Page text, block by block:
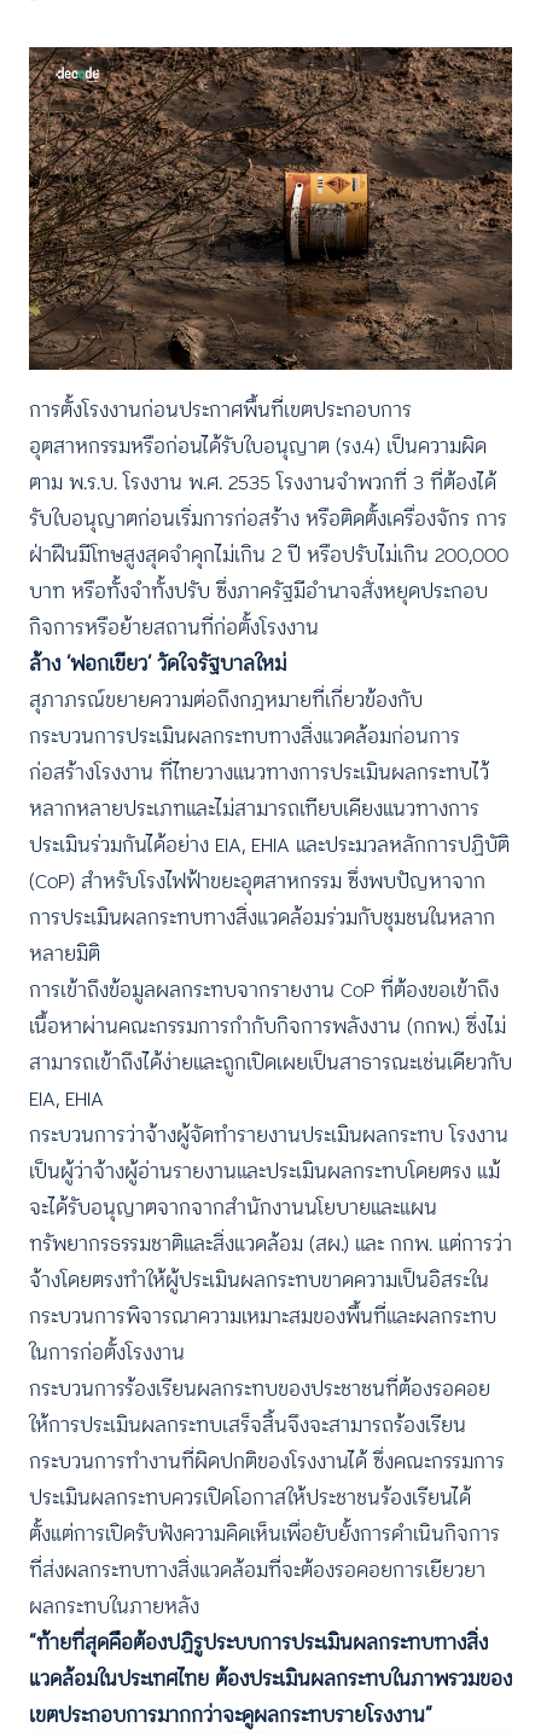
การตั้งโรงงานก่อนประกาศพื้นที่เขตประกอบการ
อุตสาหกรรมหรือก่อนได้รับใบอนุญาต (รง.4) เป็นความผิด
ตาม พ.ร.บ. โรงงาน พ.ศ. 2535 โรงงานจำพวกที่ 3 ที่ต้องได้
รับใบอนุญาตก่อนเริ่มการก่อสร้าง หรือติดตั้งเครื่องจักร การ
ฝ่าฝืนมีโทษสูงสุดจำคุกไม่เกิน 2 ปี หรือปรับไม่เกิน 200,000
บาท หรือทั้งจำทั้งปรับ ซึ่งภาครัฐมีอำนาจสั่งหยุดประกอบ
กิจการหรือย้ายสถานที่ก่อตั้งโรงงาน
ล้าง ‘ฟอกเขียว’ วัดใจรัฐบาลใหม่
สุภาภรณ์ขยายความต่อถึงกฎหมายที่เกี่ยวข้องกับ
กระบวนการประเมินผลกระทบทางสิ่งแวดล้อมก่อนการ
ก่อสร้างโรงงาน ที่ไทยวางแนวทางการประเมินผลกระทบไว้
หลากหลายประเภทและไม่สามารถเทียบเคียงแนวทางการ
ประเมินร่วมกันได้อย่าง EIA, EHIA และประมวลหลักการปฏิบัติ
(CoP) สำหรับโรงไฟฟ้าขยะอุตสาหกรรม ซึ่งพบปัญหาจาก
การประเมินผลกระทบทางสิ่งแวดล้อมร่วมกับชุมชนในหลาก
หลายมิติ
การเข้าถึงข้อมูลผลกระทบจากรายงาน CoP ที่ต้องขอเข้าถึง
เนื้อหาผ่านคณะกรรมการกำกับกิจการพลังงาน (กกพ.) ซึ่งไม่
สามารถเข้าถึงได้ง่ายและถูกเปิดเผยเป็นสาธารณะเช่นเดียวกับ
EIA, EHIA
กระบวนการว่าจ้างผู้จัดทำรายงานประเมินผลกระทบ โรงงาน
เป็นผู้ว่าจ้างผู้อ่านรายงานและประเมินผลกระทบโดยตรง แม้
จะได้รับอนุญาตจากจากสำนักงานนโยบายและแผน
ทรัพยากรธรรมชาติและสิ่งแวดล้อม (สผ.) และ กกพ. แต่การว่า
จ้างโดยตรงทำให้ผู้ประเมินผลกระทบขาดความเป็นอิสระใน
กระบวนการพิจารณาความเหมาะสมของพื้นที่และผลกระทบ
ในการก่อตั้งโรงงาน
กระบวนการร้องเรียนผลกระทบของประชาชนที่ต้องรอคอย
ให้การประเมินผลกระทบเสร็จสิ้นจึงจะสามารถร้องเรียน
กระบวนการทำงานที่ผิดปกติของโรงงานได้ ซึ่งคณะกรรมการ
ประเมินผลกระทบควรเปิดโอกาสให้ประชาชนร้องเรียนได้
ตั้งแต่การเปิดรับฟังความคิดเห็นเพื่อยับยั้งการดำเนินกิจการ
ที่ส่งผลกระทบทางสิ่งแวดล้อมที่จะต้องรอคอยการเยียวยา
ผลกระทบในภายหลัง
“ท้ายที่สุดคือต้องปฏิรูประบบการประเมินผลกระทบทางสิ่ง
แวดล้อมในประเทศไทย ต้องประเมินผลกระทบในภาพรวมของ
เขตประกอบการมากกว่าจะดูผลกระทบรายโรงงาน”